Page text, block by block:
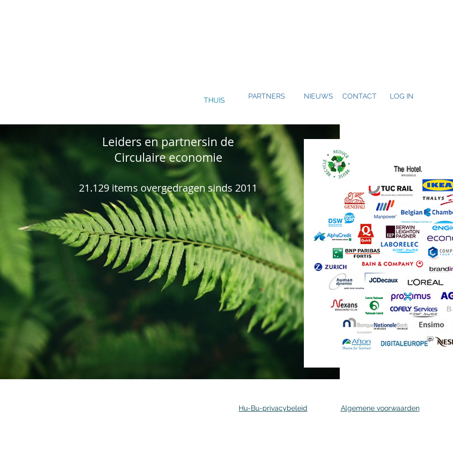
THUIS PARTNERS NIEUWS CONTACT LOG IN
Leiders en partnersin de
Circulaire economie
21.129 items overgedragen sinds 2011
Hu-Bu-privacybeleid Algemene voorwaarden